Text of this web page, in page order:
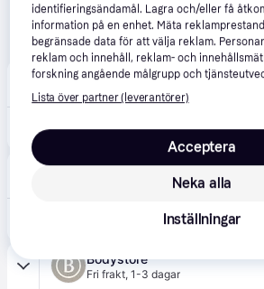
Svenskt Kosttillskott 5.0(2)
Fri frakt,0-3 dagar
MedicineGarden CuraMIN, 90 kaps
Svensk Hälsokost 4.8(20)
0-3 dagar
MedicineGarden CuraMIN, 90 kaps
Bodystore
Fri frakt, 1-3 dagar
identifieringsändamål. Lagra och/eller få
information på en enhet. Mäta
begränsade data för att välja reklam.
reklam och innehåll, reklam- och
forskning angående målgrupp och
Lista över partner (leverantörer)
Neka alla
Acceptera
Inställningar